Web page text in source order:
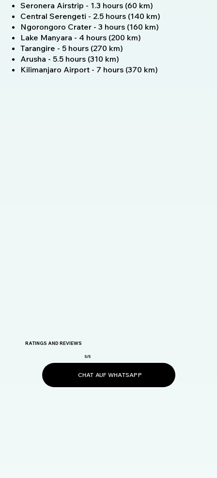
Seronera Airstrip - 1.3 hours (60 km)
Central Serengeti - 2.5 hours (140 km)
Ngorongoro Crater - 3 hours (160 km)
Lake Manyara - 4 hours (200 km)
Tarangire - 5 hours (270 km)
Arusha - 5.5 hours (310 km)
Kilimanjaro Airport - 7 hours (370 km)
RATINGS AND REVIEWS
5/5
CHAT AUF WHATSAPP